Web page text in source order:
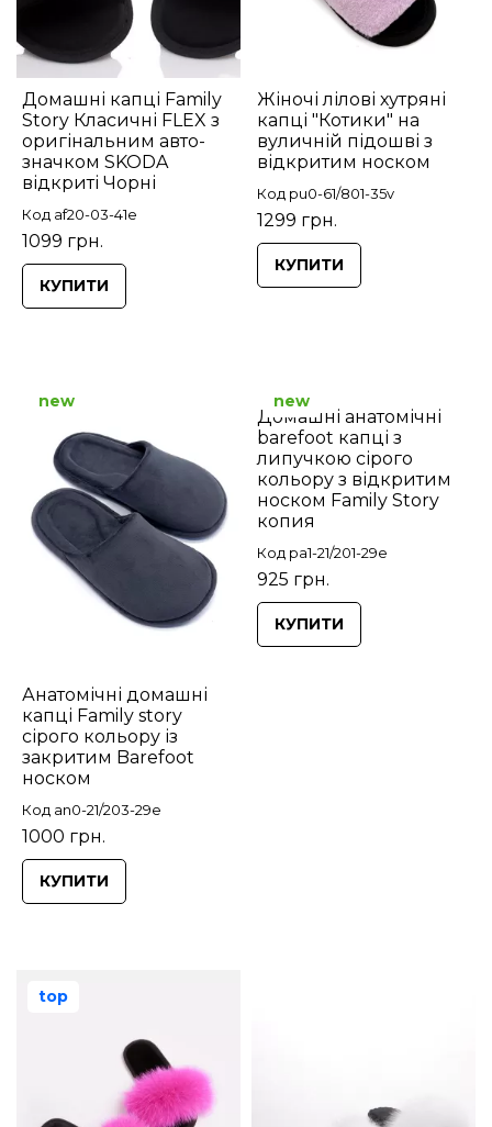
Домашні капці Family
Story Класичні FLEX з
оригінальним авто-
значком SKODA
відкриті Чорні
Код af20-03-41e
1099 грн.
КУПИТИ
Жіночі лілові хутряні
капці "Котики" на
вуличній підошві з
відкритим носком
Код pu0-61/801-35v
1299 грн.
КУПИТИ
Анатомічні домашні
капці Family story
сірого кольору із
закритим Barefoot
носком
Код an0-21/203-29e
1000 грн.
new
КУПИТИ
Домашні анатомічні
barefoot капці з
липучкою сірого
кольору з відкритим
носком Family Story
копия
Код pa1-21/201-29e
925 грн.
new
КУПИТИ
top